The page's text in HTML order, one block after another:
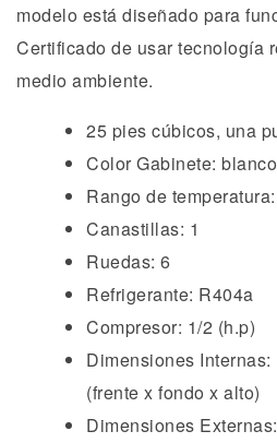
modelo está diseñado para
Certificado de usar tecnología
medio ambiente.
25 pies cúbicos, una
Color Gabinete: blanco
Rango de
Canastillas: 1
Ruedas: 6
Refrigerante: R404a
Compresor: 1/2 (h.p)
Dimensiones
(frente x fondo x alto)
Dimensiones